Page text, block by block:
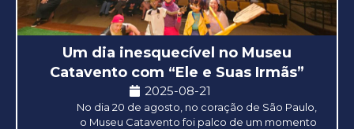
Um dia inesquecível no Museu
Catavento com “Ele e Suas Irmãs”
2025-08-21
No dia 20 de agosto, no coração de São Paulo,
o Museu Catavento foi palco de um momento